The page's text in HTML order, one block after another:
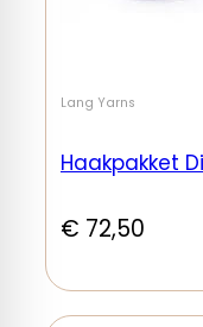
Lang Yarns
Haakpakket
€ 72,50